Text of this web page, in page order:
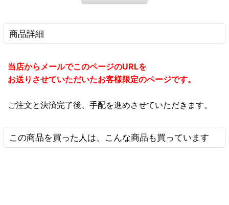
商品詳細
当店からメールでこのページのURLを
お送りさせていただいたお客様限定のページです。
ご注文と決済完了後、手配を進めさせていただきます。
この商品を買った人は、こんな商品も買っています